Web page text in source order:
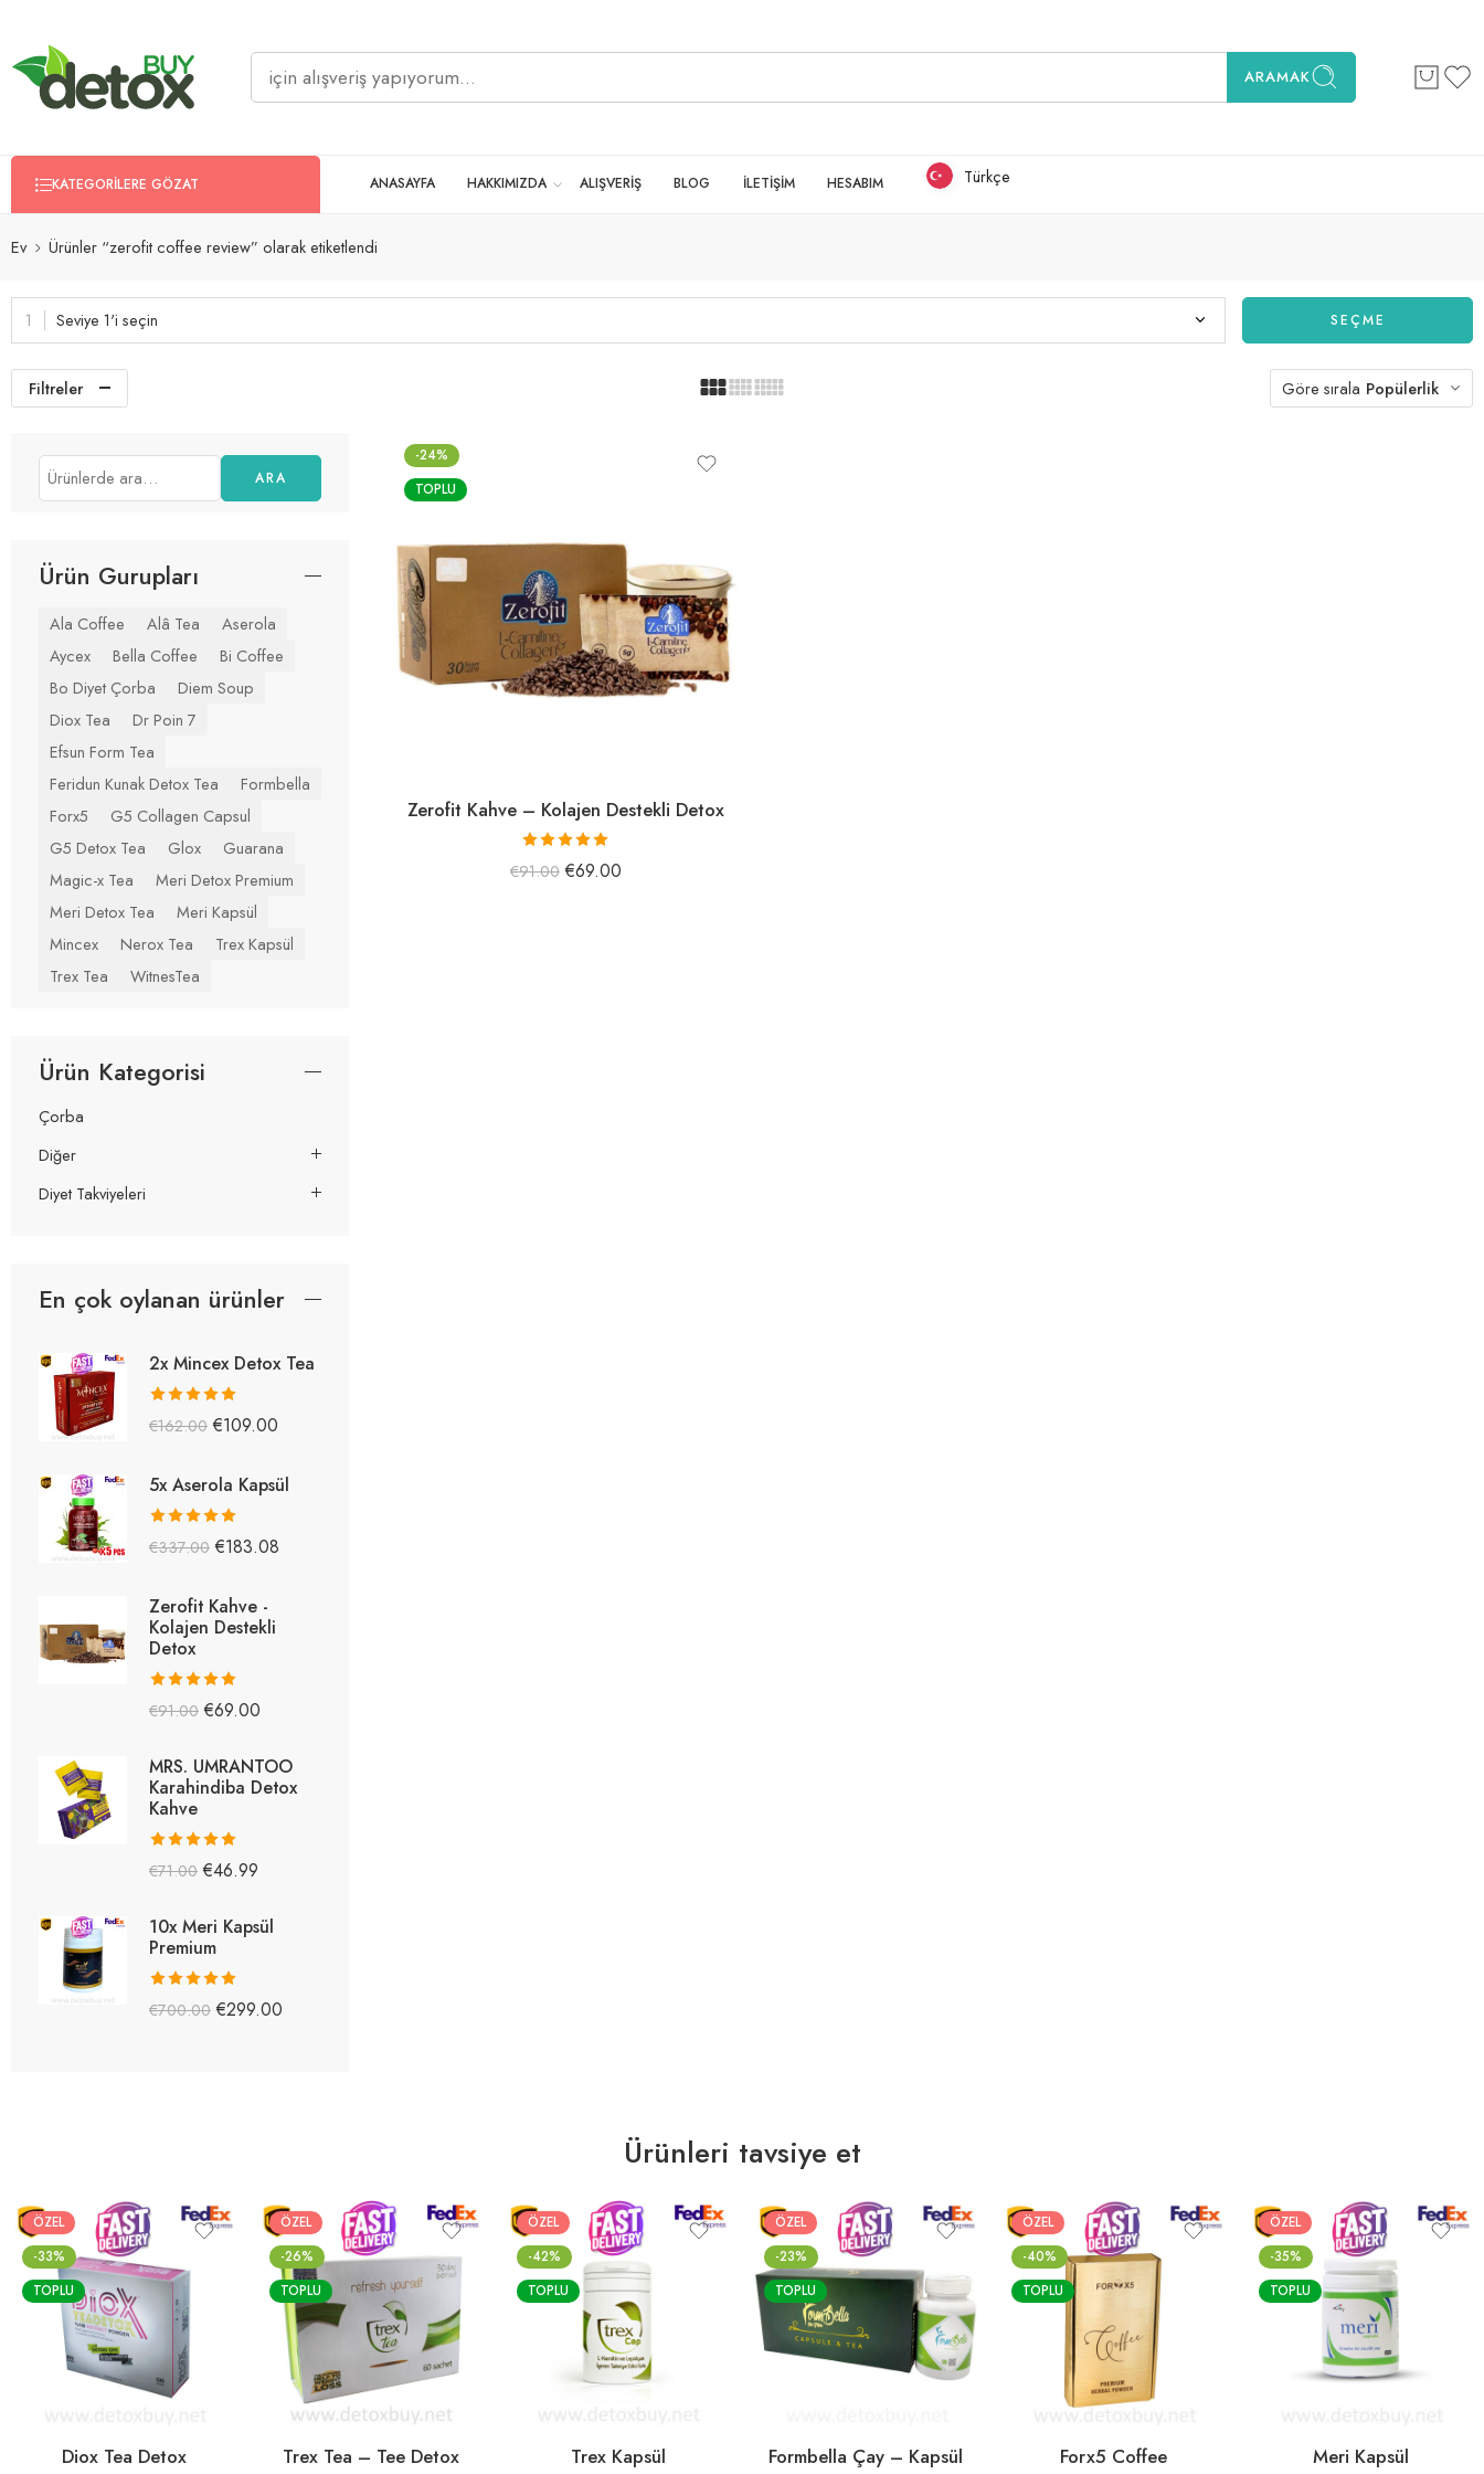
ARAMAK
KATEGORILERE GÖZAT ANASAYFA HAKKIMIZDA ALIŞVERİŞ BLOG İLETİŞİM HESABIM Türkçe
Ev Ürünler “zerofit coffee review” olarak etiketlendi
Seviye 1'i seçin SEÇME
Filtreler Göre sırala Popülerlik
-24%
TOPLU
Zerofit Kahve – Kolajen Destekli Detox
5 üzerinden
€91.00 €69.00
ARA
Ürün Gurupları
Ala Coffee Alâ Tea
Aserola
Aycex
Bella Coffee
Bi Coffee
Bo Diyet Çorba
Diem Soup
Diox Tea
Dr Poin 7
Efsun Form Tea
Feridun Kunak Detox Tea
Formbella
Forx5
G5 Collagen Capsul
G5 Detox Tea
Glox
Guarana
Magic-x Tea
Meri Detox Premium
Meri Detox Tea
Meri Kapsül
Mincex
Nerox Tea
Trex Kapsül
Trex Tea
WitnesTea
Ürün Kategorisi
Çorba
Diğer
Diyet Takviyeleri
En çok oylanan ürünler
2x Mincex Detox Tea
5 üzerinden
€162.00 €109.00
5x Aserola Kapsül
5 üzerinden
€337.00 €183.08
Zerofit Kahve -
Kolajen Destekli
Detox
5 üzerinden
€91.00 €69.00
MRS. UMRANTOO
Karahindiba Detox
Kahve
5 üzerinden
€71.00 €46.99
10x Meri Kapsül
Premium
5 üzerinden
€700.00 €299.00
Ürünleri tavsiye et
ÖZEL
-33%
TOPLU
Diox Tea Detox
ÖZEL
-26%
TOPLU
Trex Tea – Tee Detox
ÖZEL
-42%
TOPLU
Trex Kapsül
ÖZEL
-23%
TOPLU
Formbella Çay – Kapsül
ÖZEL
-40%
TOPLU
Forx5 Coffee
ÖZEL
-35%
TOPLU
Meri Kapsül